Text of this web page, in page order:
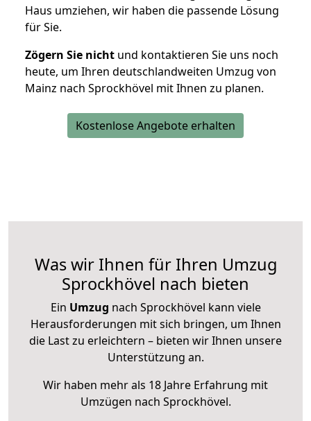
Haus umziehen, wir haben die passende Lösung
für Sie.
Zögern Sie nicht und kontaktieren Sie uns noch
heute, um Ihren deutschlandweiten Umzug von
Mainz nach Sprockhövel mit Ihnen zu planen.
Kostenlose Angebote erhalten
Was wir Ihnen für Ihren Umzug
Sprockhövel nach bieten
Ein Umzug nach Sprockhövel kann viele
Herausforderungen mit sich bringen, um Ihnen
die Last zu erleichtern – bieten wir Ihnen unsere
Unterstützung an.
Wir haben mehr als 18 Jahre Erfahrung mit
Umzügen nach Sprockhövel.